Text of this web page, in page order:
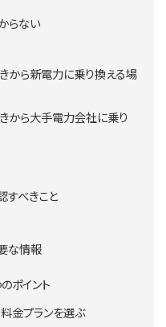
らない
から新電力に乗り換える場
から大手電力会社に乗り
すべきこと
な情報
ポイント
金プランを選ぶ